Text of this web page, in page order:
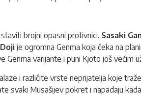
brojni opasni protivnici. Sasaki
je ogromna Genma koja čeka na
Genma varijante i puni Kjoto još većim
i različite vrste neprijatelja koje
svaki Musašijev pokret i napadaju